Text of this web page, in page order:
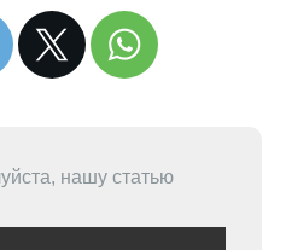
нашу статью